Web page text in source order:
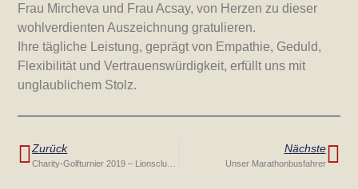
Frau Mircheva und Frau Acsay, von Herzen zu dieser
wohlverdienten Auszeichnung gratulieren.
Ihre tägliche Leistung, geprägt von Empathie, Geduld,
Flexibilität und Vertrauenswürdigkeit, erfüllt uns mit
unglaublichem Stolz.
Zurück Nächste
Unser Marathonbusfahrer